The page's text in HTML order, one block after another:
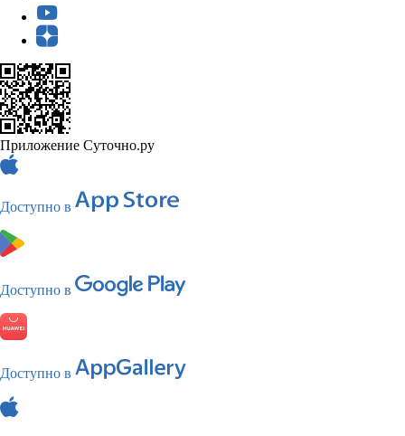
Приложение Суточно.ру
Доступно в
Доступно в
Доступно в